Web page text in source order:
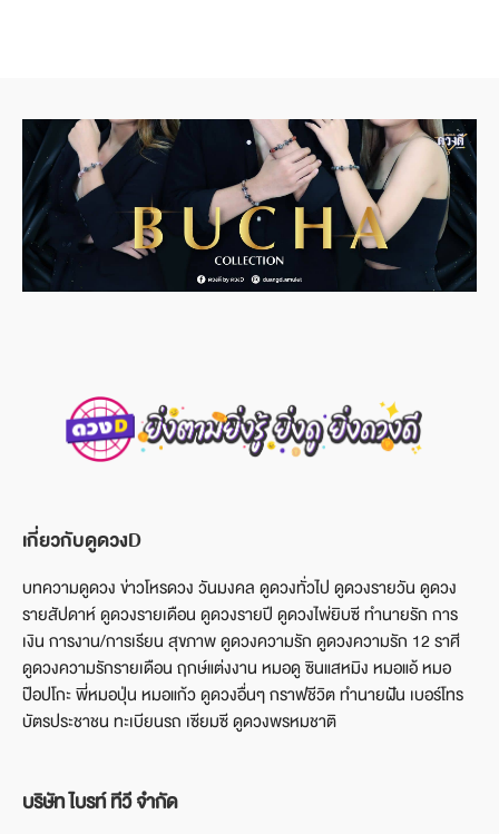
เกี่ยวกับดูดวงD
บทความดูดวง ข่าวโหรดวง วันมงคล ดูดวงทั่วไป ดูดวงรายวัน ดูดวง
รายสัปดาห์ ดูดวงรายเดือน ดูดวงรายปี ดูดวงไพ่ยิบซี ทำนายรัก การ
เงิน การงาน/การเรียน สุขภาพ ดูดวงความรัก ดูดวงความรัก 12 ราศี
ดูดวงความรักรายเดือน ฤกษ์แต่งงาน หมอดู ซินแสหมิง หมอแอ้ หมอ
ป๊อปโกะ พี่หมอปุ่น หมอแก้ว ดูดวงอื่นๆ กราฟชีวิต ทำนายฝัน เบอร์โทร
บัตรประชาชน ทะเบียนรถ เซียมซี ดูดวงพรหมชาติ
บริษัท ไบรท์ ทีวี จำกัด